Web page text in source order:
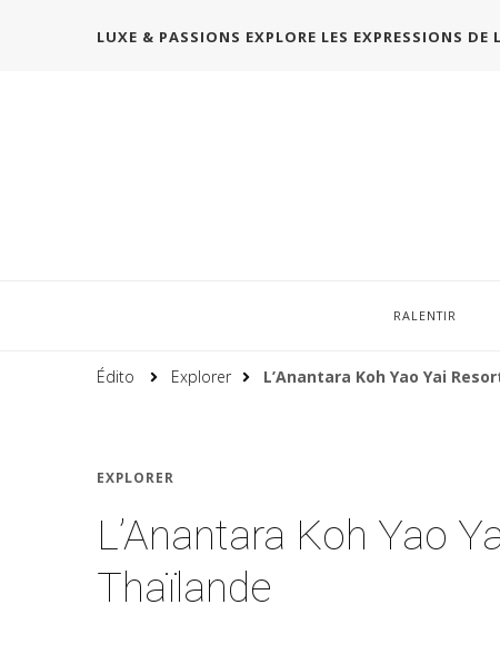
LUXE & PASSIONS EXPLORE LES EXPRESSIONS DE
RALENTIR
Édito Explorer L’Anantara Koh Yao Yai
EXPLORER
L’Anantara Koh Yao
Thaïlande